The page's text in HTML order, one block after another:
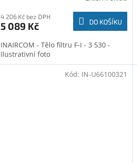
4 206 Kč bez DPH
5 089 Kč DO KOŠÍKU
INAIRCOM - Tělo filtru F-I - 3 530 -
Ilustrativní foto
Kód: IN-U66100321